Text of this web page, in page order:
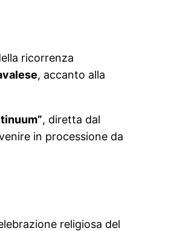
ricorrenza
, accanto alla
, diretta dal
in processione da
religiosa del